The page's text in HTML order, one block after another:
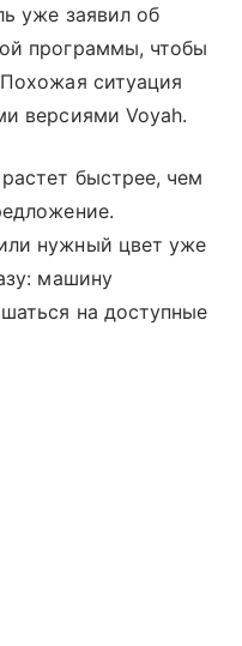
уже заявил об
программы, чтобы
ситуация
версиями Voyah.
быстрее, чем
нужный цвет уже
машину
на доступные